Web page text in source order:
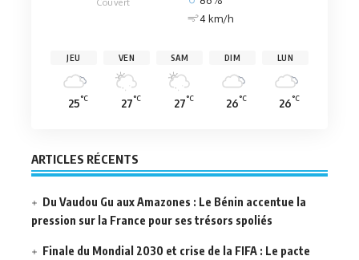
4 km/h
JEU
25°C
VEN
27°C
SAM
27°C
DIM
26°C
LUN
26°C
ARTICLES RÉCENTS
Du Vaudou Gu aux Amazones : Le Bénin accentue la
pression sur la France pour ses trésors spoliés
Finale du Mondial 2030 et crise de la FIFA : Le pacte